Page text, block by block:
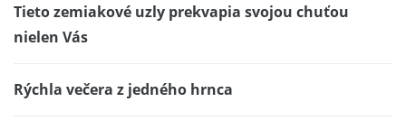
Tieto zemiakové uzly prekvapia svojou chuťou
nielen Vás
Rýchla večera z jedného hrnca